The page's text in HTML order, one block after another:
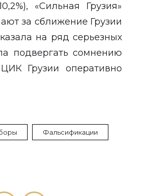
«Сильная Грузия»
за сближение Грузии
на ряд серьезных
подвергать сомнению
Грузии оперативно
Фальсификации